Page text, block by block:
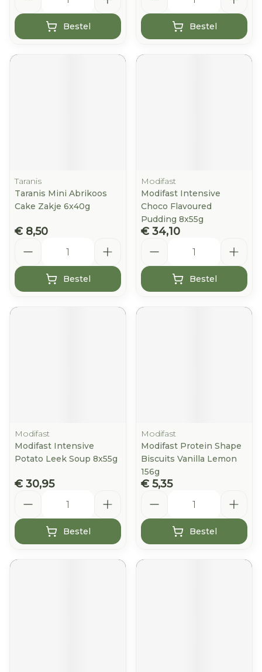
Bestel Bestel
Taranis
Taranis Mini Abrikoos
Cake Zakje 6x40g
€ 8,50
Bestel
Modifast
Modifast Intensive
Choco Flavoured
Pudding 8x55g
€ 34,10
Bestel
Modifast
Modifast Intensive
Potato Leek Soup 8x55g
€ 30,95
Bestel
Modifast
Modifast Protein Shape
Biscuits Vanilla Lemon
156g
€ 5,35
Bestel